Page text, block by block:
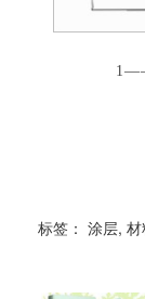
标签： 涂层,